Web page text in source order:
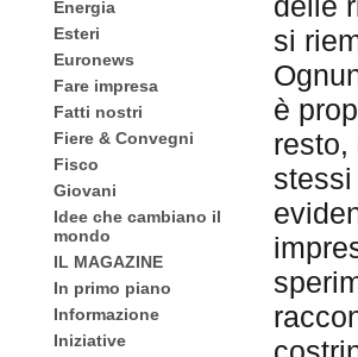
Energia
Esteri
Euronews
Fare impresa
Fatti nostri
Fiere & Convegni
Fisco
Giovani
Idee che cambiano il
mondo
IL MAGAZINE
In primo piano
Informazione
Iniziative
si
è
resto,